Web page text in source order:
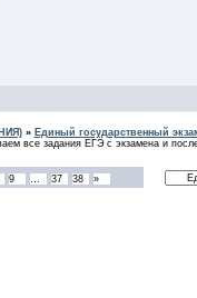
» Единый государственный
все задания ЕГЭ с экзамена и
9 … 37 38 »